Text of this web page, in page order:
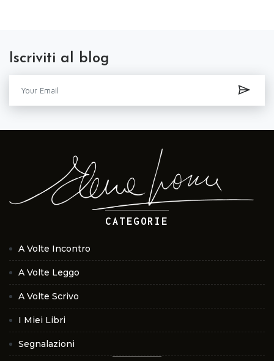
Iscriviti al blog
CATEGORIE
A Volte Incontro
A Volte Leggo
A Volte Scrivo
I Miei Libri
Segnalazioni